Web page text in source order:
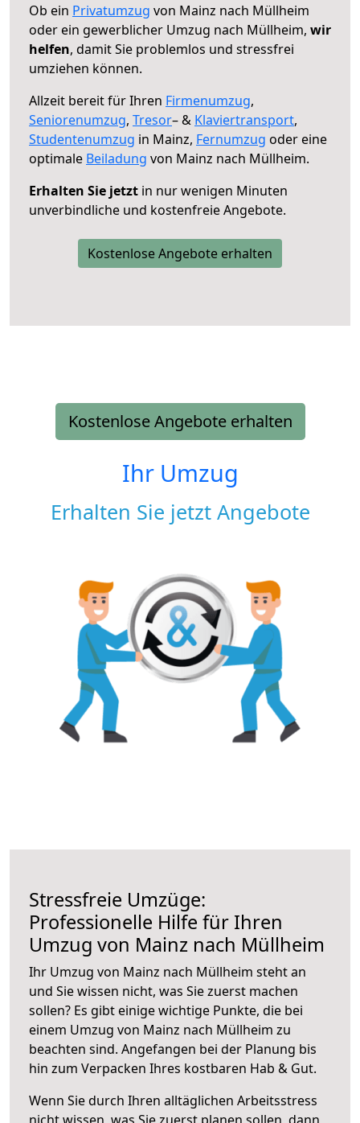
Ob ein Privatumzug von Mainz nach Müllheim
oder ein gewerblicher Umzug nach Müllheim, wir
helfen, damit Sie problemlos und stressfrei
umziehen können.
Allzeit bereit für Ihren Firmenumzug,
Seniorenumzug, Tresor– & Klaviertransport,
Studentenumzug in Mainz, Fernumzug oder eine
optimale Beiladung von Mainz nach Müllheim.
Erhalten Sie jetzt in nur wenigen Minuten
unverbindliche und kostenfreie Angebote.
Kostenlose Angebote erhalten
Kostenlose Angebote erhalten
Ihr Umzug
Erhalten Sie jetzt Angebote
Stressfreie Umzüge:
Professionelle Hilfe für Ihren
Umzug von Mainz nach Müllheim
Ihr Umzug von Mainz nach Müllheim steht an
und Sie wissen nicht, was Sie zuerst machen
sollen? Es gibt einige wichtige Punkte, die bei
einem Umzug von Mainz nach Müllheim zu
beachten sind. Angefangen bei der Planung bis
hin zum Verpacken Ihres kostbaren Hab & Gut.
Wenn Sie durch Ihren alltäglichen Arbeitsstress